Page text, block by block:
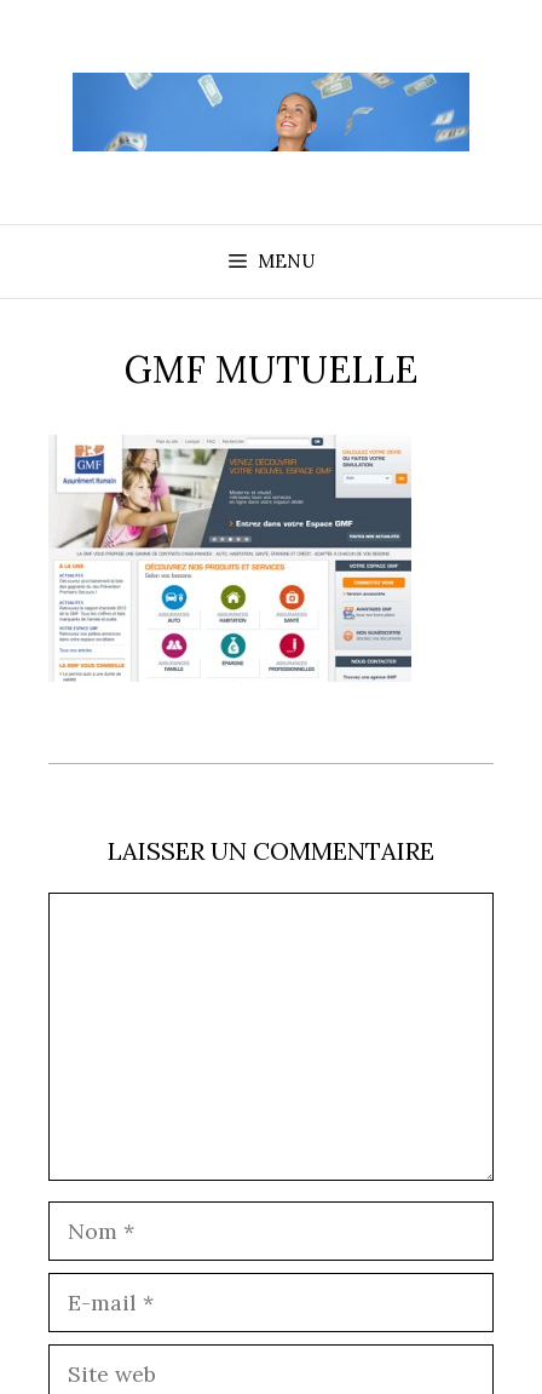
contenu
MENU
GMF MUTUELLE
LAISSER UN COMMENTAIRE